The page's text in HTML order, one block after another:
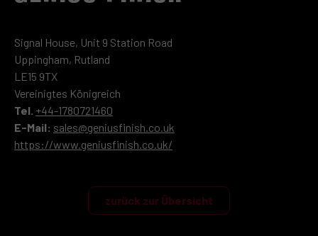
Signal House, Unit 9 Station Road
Uppingham, Rutland
LE15 9TX
Vereinigtes Königreich
Tel. +44-1780721460
E-Mail: sales@geniusfinish.co.uk
https://www.geniusfinish.co.uk/
zurück zur Übersicht